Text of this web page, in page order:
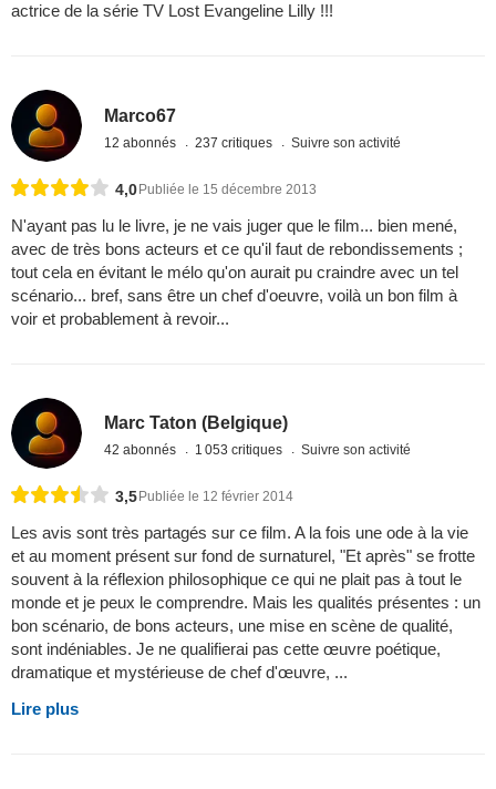
actrice de la série TV Lost Evangeline Lilly !!!
Marco67
12 abonnés 237 critiques Suivre son activité
4,0Publiée le 15 décembre 2013
N'ayant pas lu le livre, je ne vais juger que le film... bien mené,
avec de très bons acteurs et ce qu'il faut de rebondissements ;
tout cela en évitant le mélo qu'on aurait pu craindre avec un tel
scénario... bref, sans être un chef d'oeuvre, voilà un bon film à
voir et probablement à revoir...
Marc Taton (Belgique)
42 abonnés 1 053 critiques Suivre son activité
3,5Publiée le 12 février 2014
Les avis sont très partagés sur ce film. A la fois une ode à la vie
et au moment présent sur fond de surnaturel, "Et après" se frotte
souvent à la réflexion philosophique ce qui ne plait pas à tout le
monde et je peux le comprendre. Mais les qualités présentes : un
bon scénario, de bons acteurs, une mise en scène de qualité,
sont indéniables. Je ne qualifierai pas cette œuvre poétique,
dramatique et mystérieuse de chef d'œuvre, ...
Lire plus